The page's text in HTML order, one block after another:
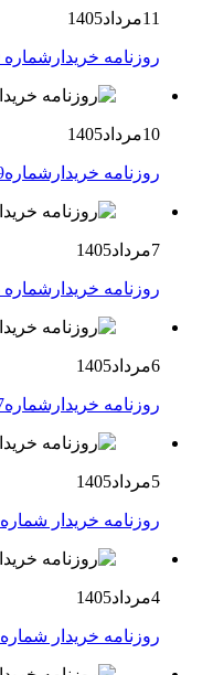
11مرداد1405
روزنامه خریدارشماره 2200
10مرداد1405
روزنامه خریدارشماره2199
7مرداد1405
روزنامه خریدارشماره 2198
6مرداد1405
روزنامه خریدارشماره2197
5مرداد1405
روزنامه خریدار شماره2196
4مرداد1405
روزنامه خریدار شماره 2195